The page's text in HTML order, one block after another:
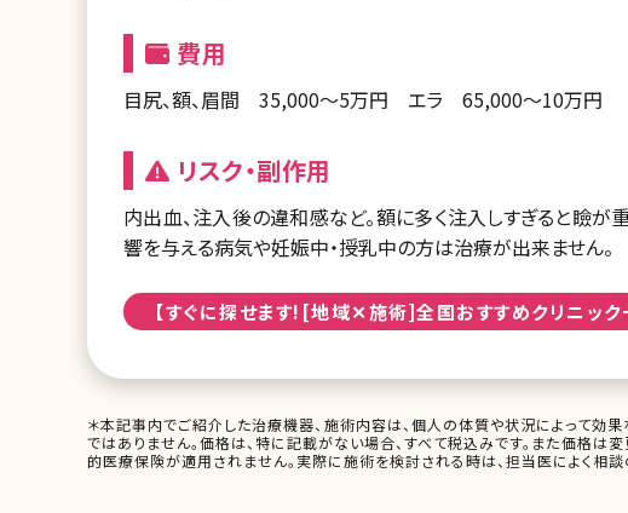
費用
目尻、額、眉間 35,000～5万円 エラ 65,000～10万円
リスク・副作用
内出血、注入後の違和感など。額に多く注入しすぎると瞼が
響を与える病気や妊娠中・授乳中の方は治療が出来ません。
【すぐに探せます![地域✕施術]全国おすすめクリニック
＊本記事内でご紹介した治療機器、施術内容は、個人の体質や状況によって効
ではありません。価格は、特に記載がない場合、すべて税込みです。また価格
的医療保険が適用されません。実際に施術を検討される時は、担当医によく相談